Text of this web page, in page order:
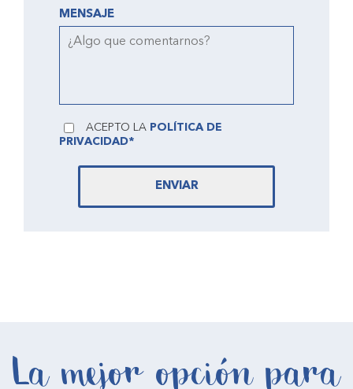
MENSAJE
ACEPTO LA POLÍTICA DE
PRIVACIDAD*
ENVIAR
La mejor opción para